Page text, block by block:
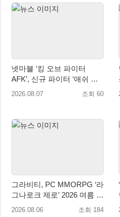
넷마블 ‘킹 오브 파이터
AFK’, 신규 파이터 ‘애쉬 크
림존’ 업데이트
2026.08.07 조회 60
그라비티, PC MMORPG ‘라
그나로크 제로’ 2026 여름 프
로모션 진행!
2026.08.06 조회 184